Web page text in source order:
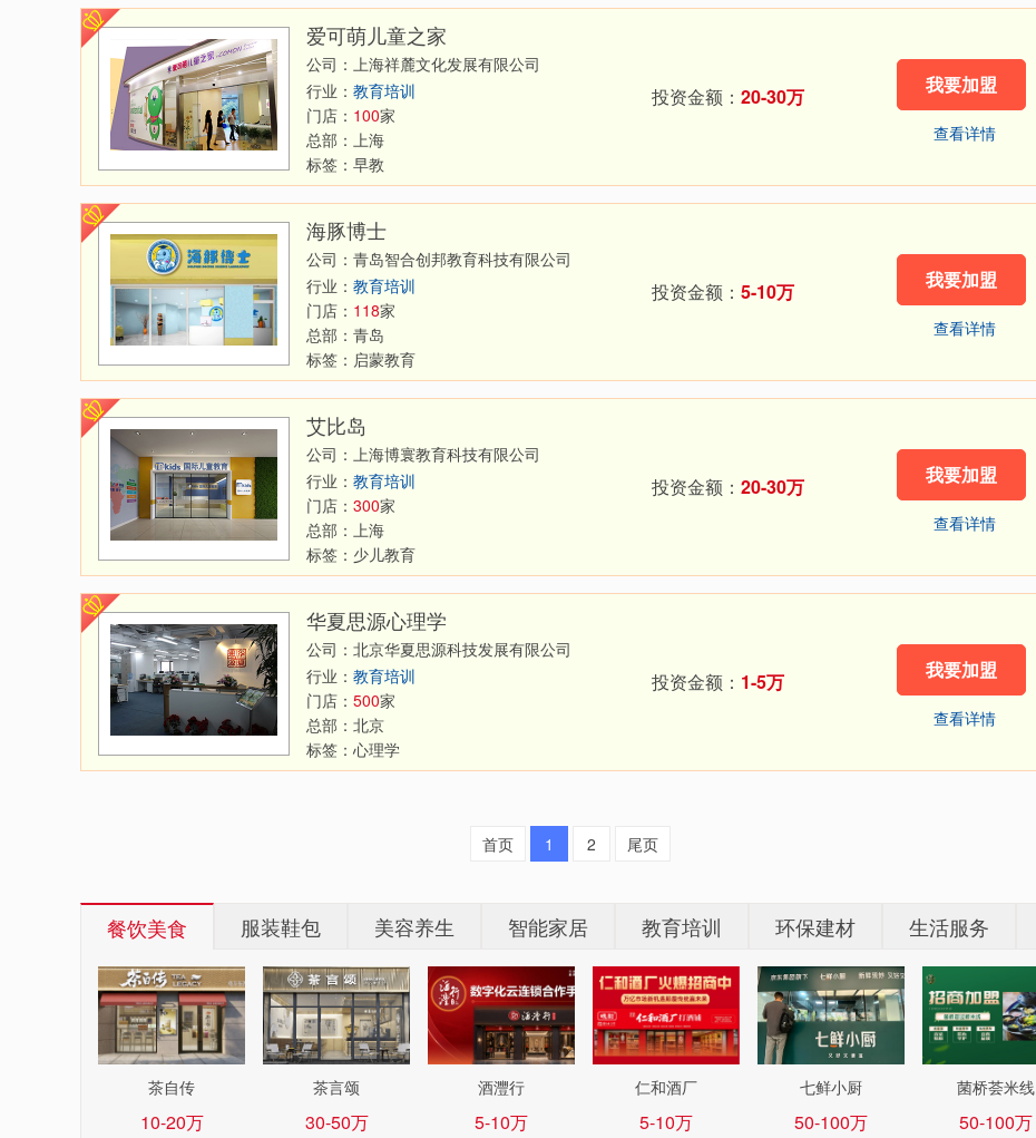
爱可萌儿童之家
公司：上海祥麓文化发展有限公司
行业： 教育培训
门店： 100家
总部： 上海
标签： 早教
投资金额： 20-30万 我要加盟
查看详情
海豚博士
公司：青岛智合创邦教育科技有限公司
行业： 教育培训
门店： 118家
总部： 青岛
标签： 启蒙教育
投资金额： 5-10万 我要加盟
查看详情
艾比岛
公司：上海博寰教育科技有限公司
行业： 教育培训
门店： 300家
总部： 上海
标签： 少儿教育
投资金额： 20-30万 我要加盟
查看详情
华夏思源心理学
公司：北京华夏思源科技发展有限公司
行业： 教育培训
门店： 500家
总部： 北京
标签： 心理学
投资金额： 1-5万 我要加盟
查看详情
首页 1 2 尾页
餐饮美食 服装鞋包 美容养生 智能家居 教育培训 环保建材 生活服务
茶自传
10-20万
茶言颂
30-50万
酒灃行
5-10万
仁和酒厂
5-10万
七鲜小厨
50-100万
菌桥荟米线
50-100万